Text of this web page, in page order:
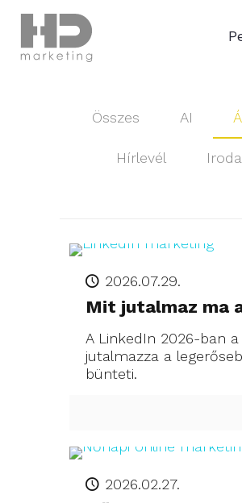
Összes AI
Hírlevél Iroda
2026.07.29.
Mit jutalmaz ma
A LinkedIn 2026-ban
jutalmazza a
bünteti.
2026.02.27.